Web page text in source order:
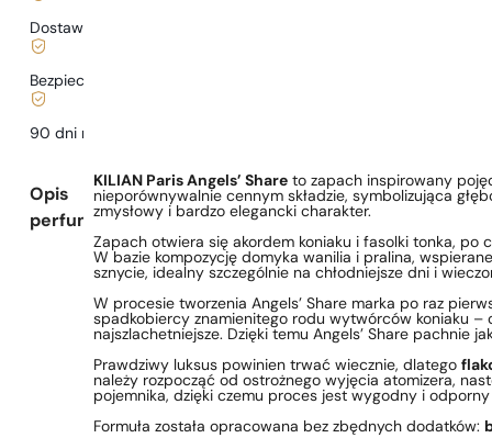
Dostawa już
Bezpieczne zakupy i płatności
90 dni na
Opis
perfum
KILIAN Paris Angels’ Share to zapach inspirowany
nieporównywalnie cennym składzie, symbolizująca
zmysłowy i bardzo elegancki charakter.
Zapach otwiera się akordem koniaku i fasolki tonka, po
W bazie kompozycję domyka wanilia i pralina,
sznycie, idealny szczególnie na chłodniejsze dni i
W procesie tworzenia Angels’ Share marka po raz
spadkobiercy znamienitego rodu wytwórców koniaku
najszlachetniejsze. Dzięki temu Angels’ Share pachnie
Prawdziwy luksus powinien trwać wiecznie, dlatego
należy rozpocząć od ostrożnego wyjęcia atomizera,
pojemnika, dzięki czemu proces jest wygodny i odporny
Formuła została opracowana bez zbędnych dodatków: